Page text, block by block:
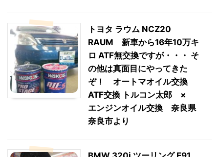
トヨタ ラウム NCZ20
RAUM 新車から16年10万キ
ロ ATF無交換ですが・・・ そ
の他は真面目にやってきた
ぞ！ オートマオイル交換
ATF交換 トルコン太郎 ×
エンジンオイル交換 奈良県
奈良市より